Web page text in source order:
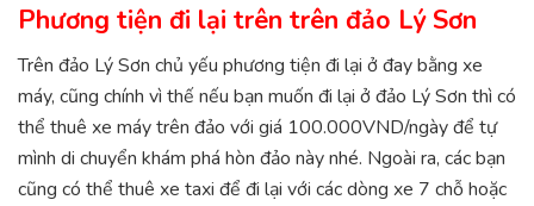
Phương tiện đi lại trên trên đảo Lý Sơn
Trên đảo Lý Sơn chủ yếu phương tiện đi lại ở đay bằng xe
máy, cũng chính vì thế nếu bạn muốn đi lại ở đảo Lý Sơn thì có
thể thuê xe máy trên đảo với giá 100.000VND/ngày để tự
mình di chuyển khám phá hòn đảo này nhé. Ngoài ra, các bạn
cũng có thể thuê xe taxi để đi lại với các dòng xe 7 chỗ hoặc